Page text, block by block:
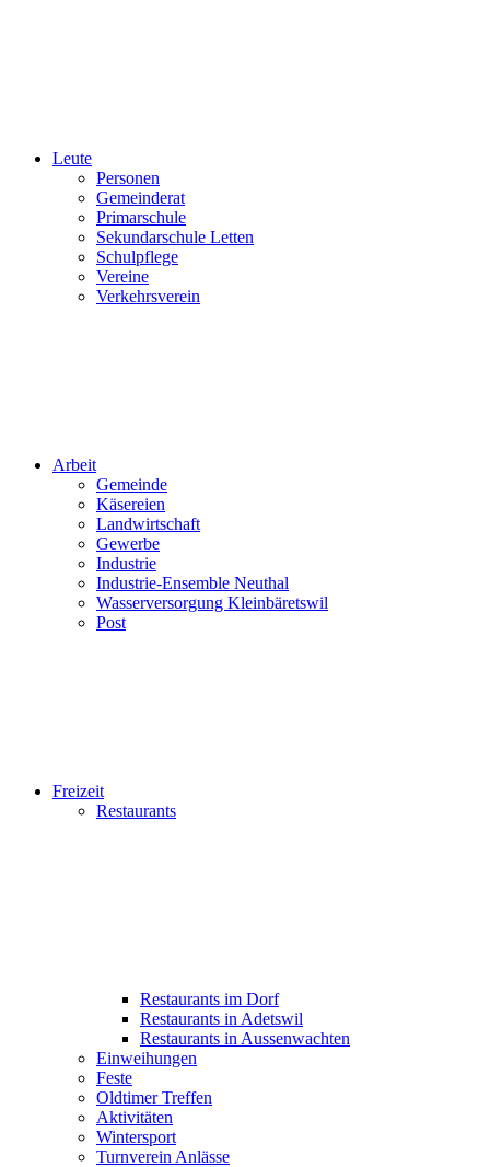
Leute
Personen
Gemeinderat
Primarschule
Sekundarschule Letten
Schulpflege
Vereine
Verkehrsverein
Arbeit
Gemeinde
Käsereien
Landwirtschaft
Gewerbe
Industrie
Industrie-Ensemble Neuthal
Wasserversorgung Kleinbäretswil
Post
Freizeit
Restaurants
Restaurants im Dorf
Restaurants in Adetswil
Restaurants in Aussenwachten
Einweihungen
Feste
Oldtimer Treffen
Aktivitäten
Wintersport
Turnverein Anlässe